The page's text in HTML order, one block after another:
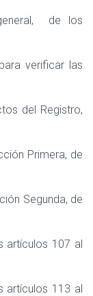
de los
verificar las
del Registro,
Primera, de
Segunda, de
artículos 107 al
artículos 113 al